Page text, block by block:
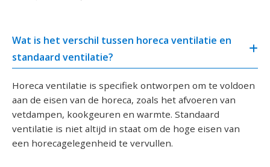
Wat is het verschil tussen horeca ventilatie en
standaard ventilatie?
Horeca ventilatie is specifiek ontworpen om te voldoen
aan de eisen van de horeca, zoals het afvoeren van
vetdampen, kookgeuren en warmte. Standaard
ventilatie is niet altijd in staat om de hoge eisen van
een horecagelegenheid te vervullen.